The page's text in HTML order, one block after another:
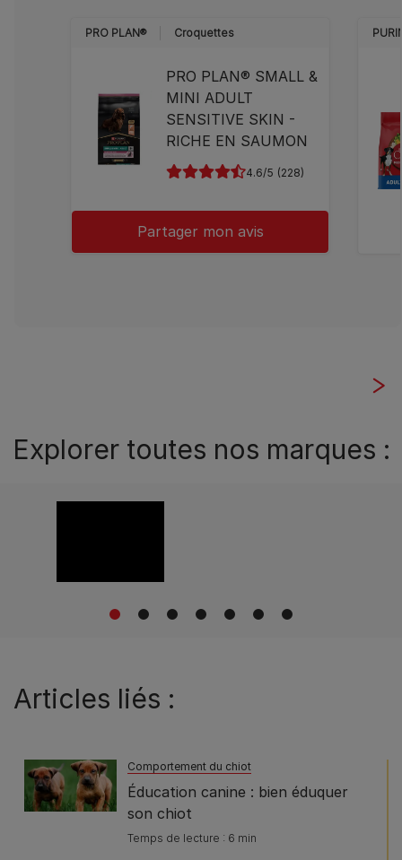
PRO PLAN® Croquettes
PRO PLAN® SMALL &
MINI ADULT
SENSITIVE SKIN -
RICHE EN SAUMON
4.6 (228)
Partager mon avis
Explorer toutes nos marques :
1 2 3 4 5 6 7
Articles liés :
Comportement du chiot
Éducation canine : bien éduquer
son chiot
Temps de lecture : 6 min